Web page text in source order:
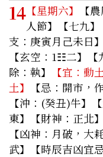
14 【星期六】
【
人節】【七九
支：庚寅月己未日
【玄空：1☷二】
除：執】
【宜：動
土】
【忌：開市，
【沖：(癸丑)牛】
東】【財神：正北
【凶神：月破，大
武】
【時辰吉凶宜